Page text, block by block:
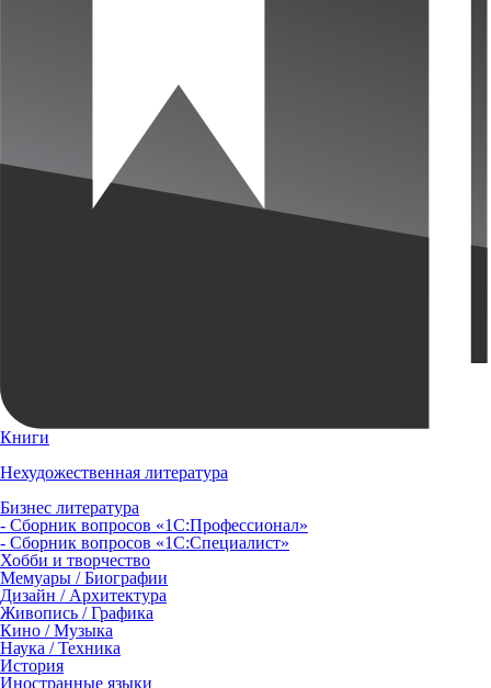
Книги
Нехудожественная литература
Бизнес литература
- Сборник вопросов «1С:Профессионал»
- Сборник вопросов «1С:Специалист»
Хобби и творчество
Мемуары / Биографии
Дизайн / Архитектура
Живопись / Графика
Кино / Музыка
Наука / Техника
История
Иностранные языки